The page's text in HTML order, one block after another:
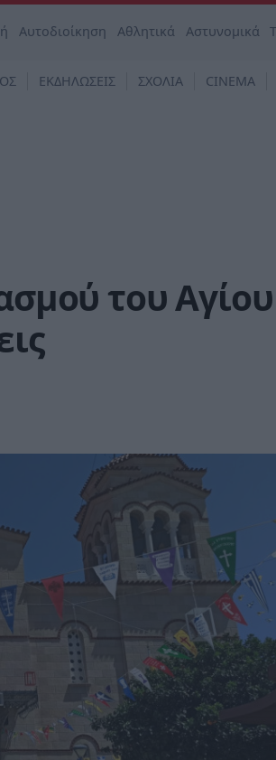
Αυτοδιοίκηση Αθλητικά Αστυνομικά
ΕΚΔΗΛΩΣΕΙΣ ΣΧΟΛΙΑ CINEMA
του Αγίου